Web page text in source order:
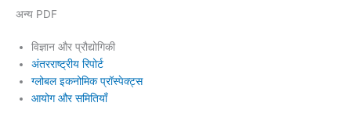
अन्य PDF
विज्ञान और प्रौद्योगिकी
अंतरराष्ट्रीय रिपोर्ट
ग्लोबल इकनोमिक प्रॉस्पेक्ट्स
आयोग और समितियाँ